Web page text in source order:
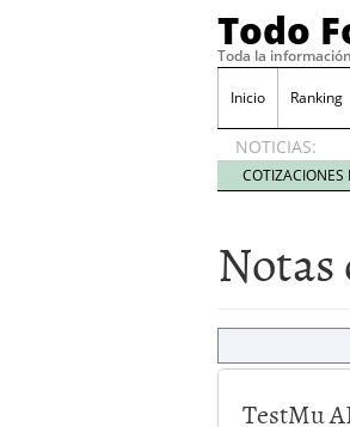
Todo
Toda la
Inicio Ranking
NOTICIAS:
COTIZACIONES
Notas
TestMu